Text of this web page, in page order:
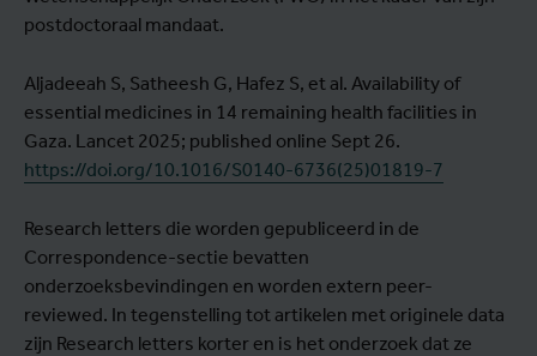
postdoctoraal mandaat.
Aljadeeah S, Satheesh G, Hafez S, et al. Availability of
essential medicines in 14 remaining health facilities in
Gaza. Lancet 2025; published online Sept 26.
https://doi.org/10.1016/S0140-6736(25)01819-7
Research letters die worden gepubliceerd in de
Correspondence-sectie bevatten
onderzoeksbevindingen en worden extern peer-
reviewed. In tegenstelling tot artikelen met originele data
zijn Research letters korter en is het onderzoek dat ze